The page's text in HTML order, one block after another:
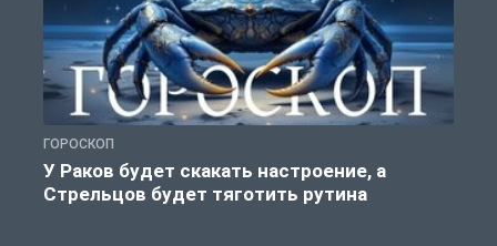
ГОРОСКОП
У Раков будет скакать настроение, а
Стрельцов будет тяготить рутина